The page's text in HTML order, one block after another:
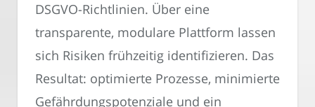
DSGVO-Richtlinien. Über eine
transparente, modulare Plattform lassen
sich Risiken frühzeitig identifizieren. Das
Resultat: optimierte Prozesse, minimierte
Gefährdungspotenziale und ein